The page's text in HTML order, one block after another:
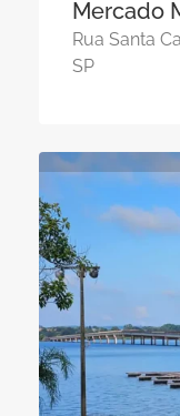
Mercado
Rua Santa
SP